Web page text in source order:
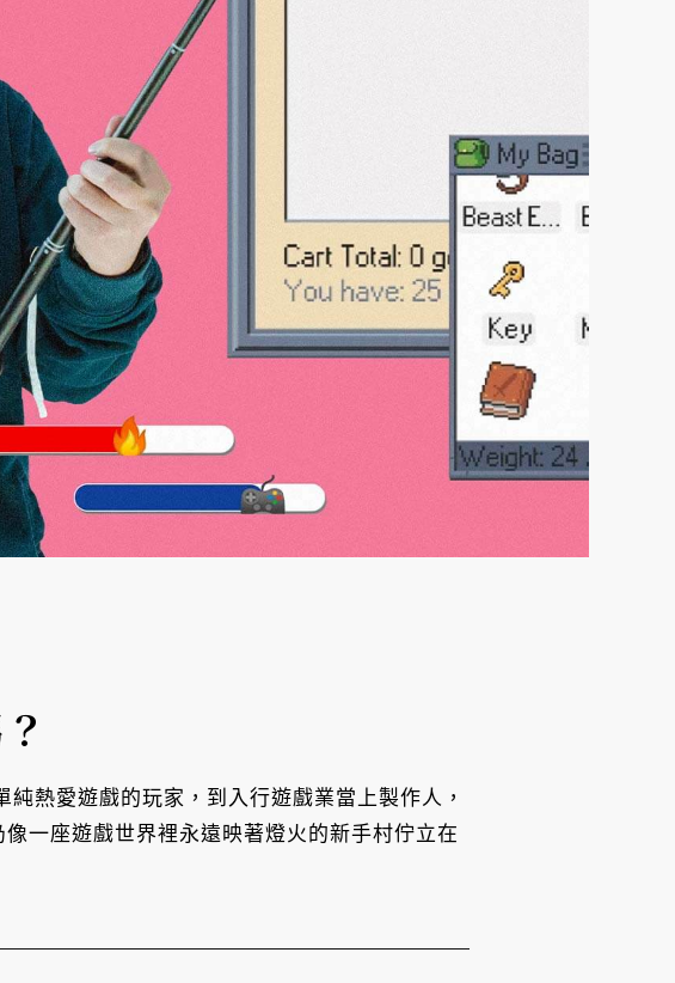
熱愛遊戲的玩家，到入行遊戲業當上製作人，
一座遊戲世界裡永遠映著燈火的新手村佇立在